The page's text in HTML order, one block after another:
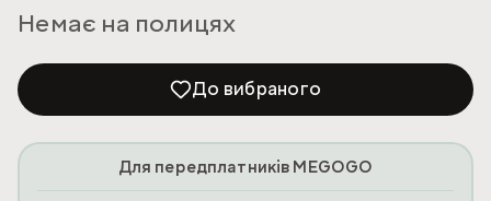
Немає на полицях
До вибраного
Для передплатників MEGOGO